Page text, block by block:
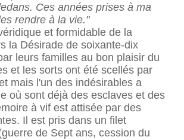
Ces années prises à ma
rendre à la vie."
et formidable de la
la Désirade de soixante-dix
leurs familles au bon plaisir du
et les sorts ont été scellés par
mais l'un des indésirables a
où sont déjà des esclaves et des
à vif est attisée par des
Il est pris dans un filet
de Sept ans, cession du